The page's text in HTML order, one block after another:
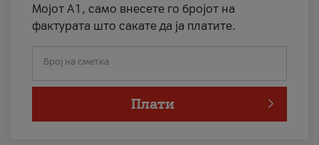
Мојот А1, само внесете го бројот на
фактурата што сакате да ја платите.
Број на сметка
Плати